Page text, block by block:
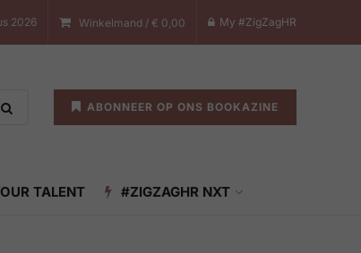
2026 Winkelmand / € 0,00 My #ZigZagHR
ABONNEER OP ONS BOOKAZINE
TALENT #ZIGZAGHR NXT